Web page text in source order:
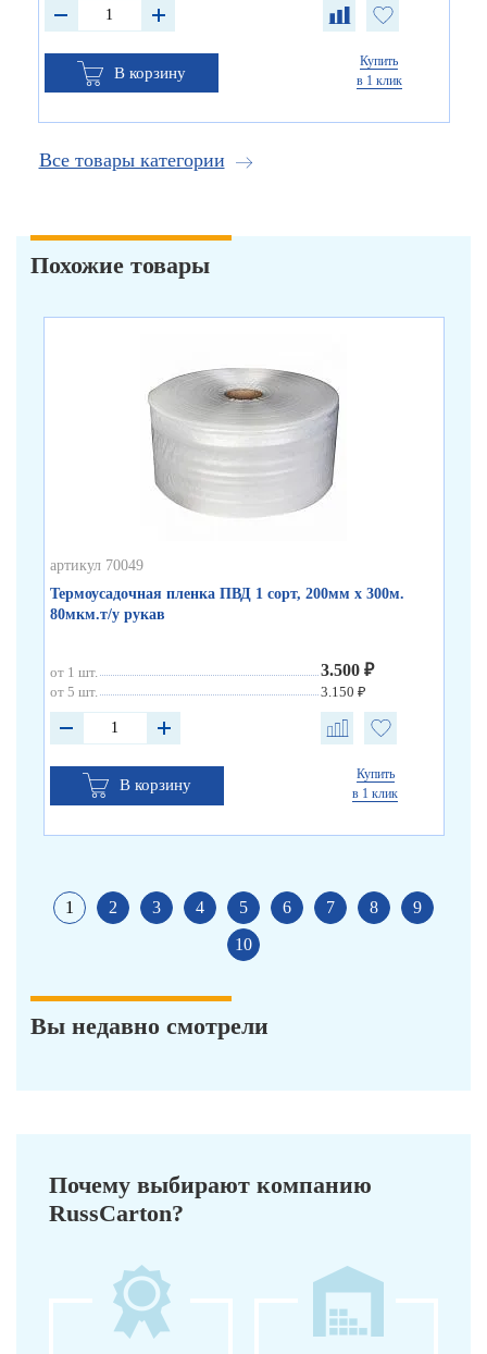
В корзину
Купить
в 1 клик
Все товары категории
Похожие товары
артикул 70049
Термоусадочная пленка ПВД 1 сорт, 200мм х 300м.
80мкм.т/у рукав
от 1 шт. 3.500 ₽
от 5 шт. 3.150 ₽
В корзину
Купить
в 1 клик
1 2 3 4 5 6 7 8
9
10
Вы недавно смотрели
Почему выбирают компанию
RussCarton?